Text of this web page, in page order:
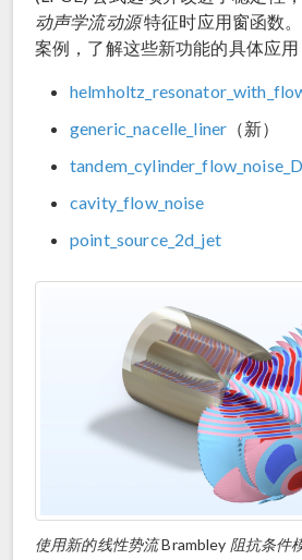
动声学流动源特征时应用窗函数
案例，了解这些新功能的具体应用
generic_nacelle_liner （新）
cavity_flow_noise
point_source_2d_jet
使用新的线性势流Brambley 阻抗条件